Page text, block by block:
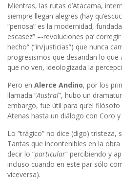
Mientras, las rutas d’Atacama,
siempre llegan alegres (hay
“penosa” es la modernidad,
escasez” –-revoluciones pa’
hecho” (“in/justicias”) que nunca
progresismos que desandan lo que
que no ven, ideologizada la
Pero en Alerce Andino, por los
llamada “Austral”, hubo un
embargo, fue útil para qu’el filósofo
Atenas hasta un diálogo con Coro
Lo “trágico” no dice (digo) tristeza,
Tantas que incontenibles en la
decir lo “particular” percibiendo y
incluso cuando en este par sólo
viceversa).